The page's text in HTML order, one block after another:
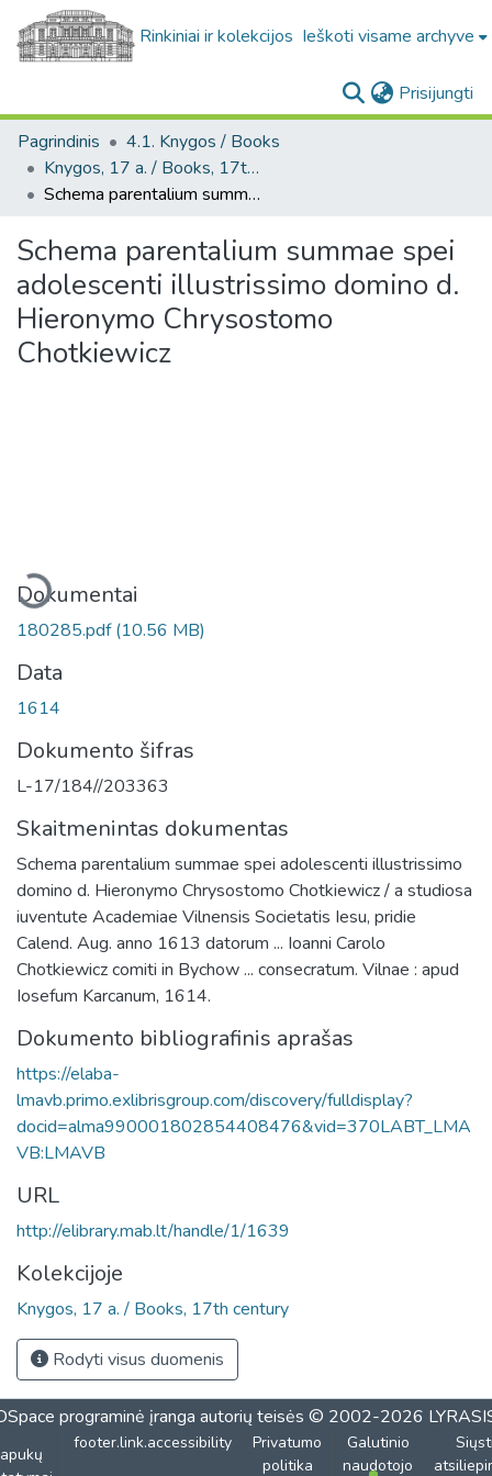
Rinkiniai ir kolekcijos Ieškoti visame archyve
Prisijungti
Pagrindinis
4.1. Knygos / Books
Knygos, 17 a. / Books, 17th century
Schema parentalium summae spei adolescenti illustrissimo domino d. Hieronymo Chrysostomo Chotkiewicz
Schema parentalium summae spei
adolescenti illustrissimo domino d.
Hieronymo Chrysostomo
Chotkiewicz
Dokumentai
180285.pdf(10.56 MB)
Data
1614
Dokumento šifras
L-17/184//203363
Skaitmenintas dokumentas
Schema parentalium summae spei adolescenti illustrissimo
domino d. Hieronymo Chrysostomo Chotkiewicz / a studiosa
iuventute Academiae Vilnensis Societatis Iesu, pridie
Calend. Aug. anno 1613 datorum ... Ioanni Carolo
Chotkiewicz comiti in Bychow ... consecratum. Vilnae : apud
Iosefum Karcanum, 1614.
Dokumento bibliografinis aprašas
https://elaba-
lmavb.primo.exlibrisgroup.com/discovery/fulldisplay?
docid=alma990001802854408476&vid=370LABT_LMA
VB:LMAVB
URL
http://elibrary.mab.lt/handle/1/1639
Kolekcijoje
Knygos, 17 a. / Books, 17th century
Rodyti visus duomenis
programinė įranga autorių teisės © 2002-2026
footer.link.accessibility
Privatumo
politika
Galutinio
naudotojo